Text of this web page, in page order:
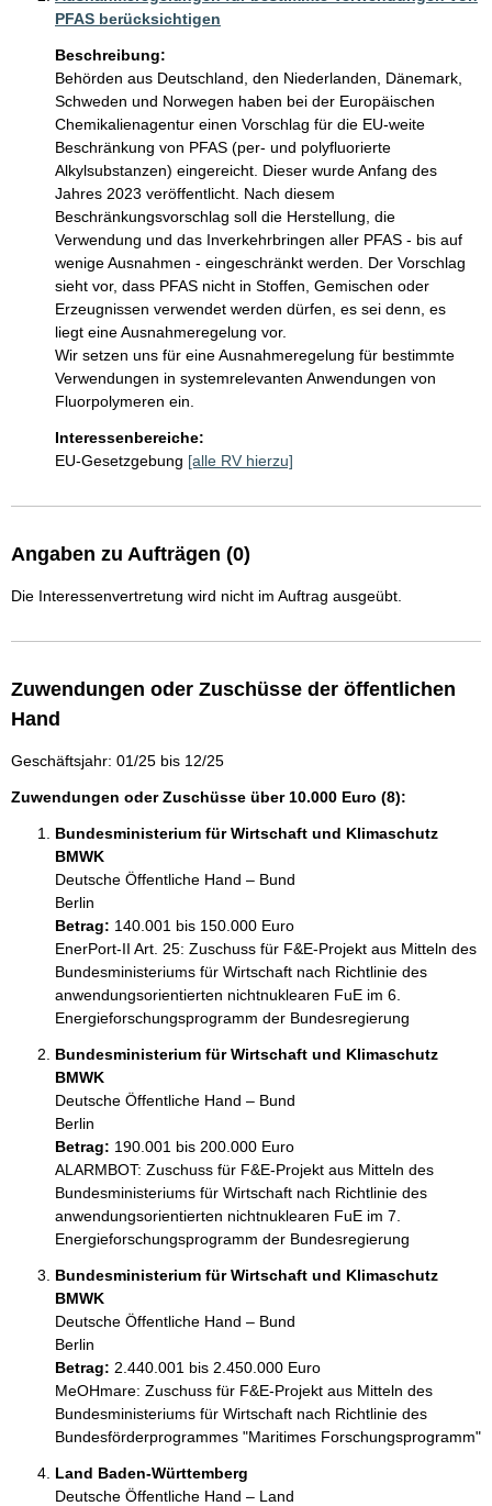
PFAS berücksichtigen
Beschreibung:
Behörden aus Deutschland, den Niederlanden, Dänemark,
Schweden und Norwegen haben bei der Europäischen
Chemikalienagentur einen Vorschlag für die EU-weite
Beschränkung von PFAS (per- und polyfluorierte
Alkylsubstanzen) eingereicht. Dieser wurde Anfang des
Jahres 2023 veröffentlicht. Nach diesem
Beschränkungsvorschlag soll die Herstellung, die
Verwendung und das Inverkehrbringen aller PFAS - bis auf
wenige Ausnahmen - eingeschränkt werden. Der Vorschlag
sieht vor, dass PFAS nicht in Stoffen, Gemischen oder
Erzeugnissen verwendet werden dürfen, es sei denn, es
liegt eine Ausnahmeregelung vor.
Wir setzen uns für eine Ausnahmeregelung für bestimmte
Verwendungen in systemrelevanten Anwendungen von
Fluorpolymeren ein.
Interessenbereiche:
EU-Gesetzgebung [alle RV hierzu]
Angaben zu Aufträgen (0)
Die Interessenvertretung wird nicht im Auftrag ausgeübt.
Zuwendungen oder Zuschüsse der öffentlichen
Hand
Geschäftsjahr: 01/25 bis 12/25
Zuwendungen oder Zuschüsse über 10.000 Euro (8):
Bundesministerium für Wirtschaft und Klimaschutz
BMWK
Deutsche Öffentliche Hand – Bund
Berlin
Betrag: 140.001 bis 150.000 Euro
EnerPort-II Art. 25: Zuschuss für F&E-Projekt aus Mitteln des
Bundesministeriums für Wirtschaft nach Richtlinie des
anwendungsorientierten nichtnuklearen FuE im 6.
Energieforschungsprogramm der Bundesregierung
Bundesministerium für Wirtschaft und Klimaschutz
BMWK
Deutsche Öffentliche Hand – Bund
Berlin
Betrag: 190.001 bis 200.000 Euro
ALARMBOT: Zuschuss für F&E-Projekt aus Mitteln des
Bundesministeriums für Wirtschaft nach Richtlinie des
anwendungsorientierten nichtnuklearen FuE im 7.
Energieforschungsprogramm der Bundesregierung
Bundesministerium für Wirtschaft und Klimaschutz
BMWK
Deutsche Öffentliche Hand – Bund
Berlin
Betrag: 2.440.001 bis 2.450.000 Euro
MeOHmare: Zuschuss für F&E-Projekt aus Mitteln des
Bundesministeriums für Wirtschaft nach Richtlinie des
Bundesförderprogrammes "Maritimes Forschungsprogramm"
Land Baden-Württemberg
Deutsche Öffentliche Hand – Land